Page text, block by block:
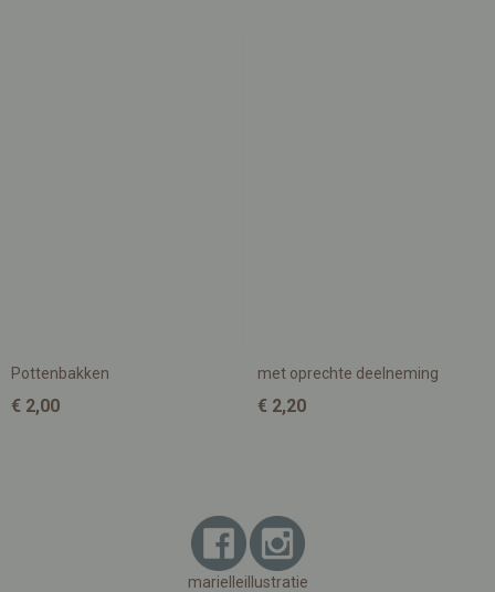
Pottenbakken
€ 2,00
met oprechte deelneming
€ 2,20
marielleillustratie